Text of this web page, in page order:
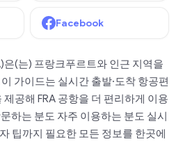
Facebook
은(는) 프랑크푸르트와 인근 지역을
가이드는 실시간 출발·도착 항공편
공해 FRA 공항을 더 편리하게 이용
하는 분도 자주 이용하는 분도 실시
팁까지 필요한 모든 정보를 한곳에